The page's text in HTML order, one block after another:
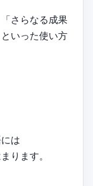
さらなる成果
いった使い方
は
ります。